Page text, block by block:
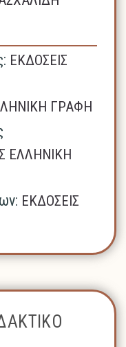
ΕΚΔΟΣΕΙΣ
ΓΡΑΦΗ
ΕΛΛΗΝΙΚΗ
ΕΚΔΟΣΕΙΣ